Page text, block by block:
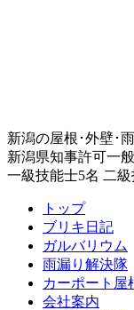
新潟の屋根･外壁･
新潟県知事許可一
一級技能士5名 二級
トップ
ブリキ日記
ガルバリウム
雨漏り解決隊
カーポート屋
会社案内